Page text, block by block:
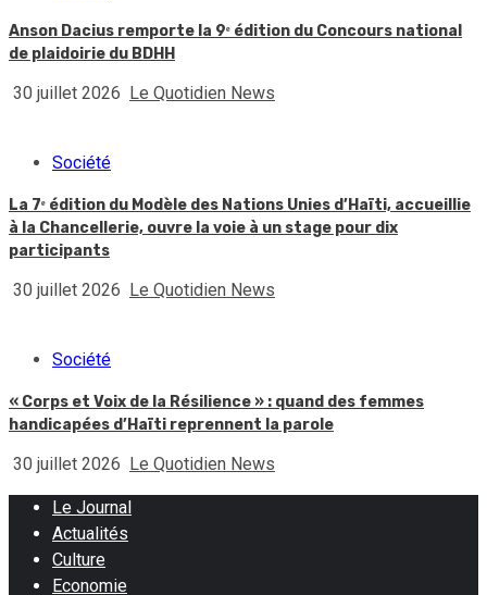
Anson Dacius remporte la 9ᵉ édition du Concours national
de plaidoirie du BDHH
30 juillet 2026 Le Quotidien News
Société
La 7ᵉ édition du Modèle des Nations Unies d’Haïti, accueillie
à la Chancellerie, ouvre la voie à un stage pour dix
participants
30 juillet 2026 Le Quotidien News
Société
« Corps et Voix de la Résilience » : quand des femmes
handicapées d’Haïti reprennent la parole
30 juillet 2026 Le Quotidien News
Le Journal
Actualités
Culture
Economie